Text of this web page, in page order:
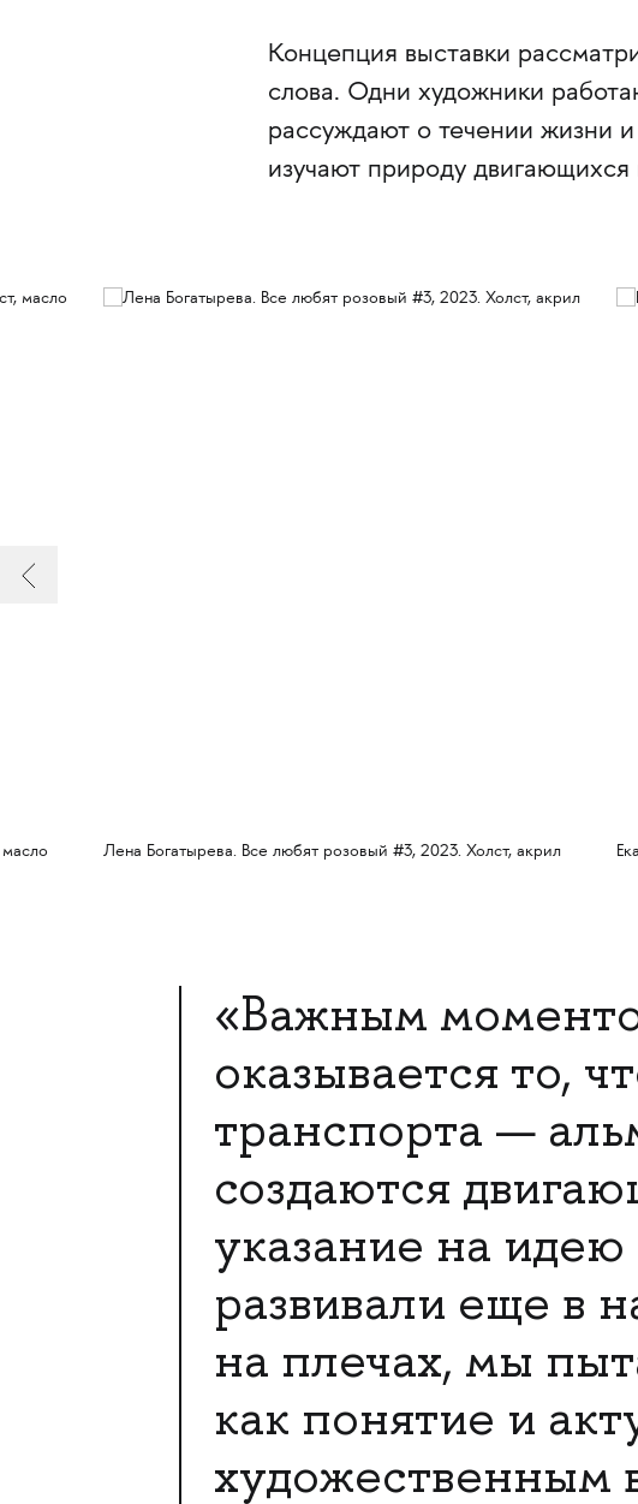
Концепция выставки
слова. Одни художники
рассуждают о течении жизни
изучают природу двигающихся
Лена Богатырева. Все любят розовый #3, 2023. Холст, акрил
«Важным
оказывается то,
транспорта —
создаются
указание на
развивали еще в
на плечах, мы
как понятие и
художественным